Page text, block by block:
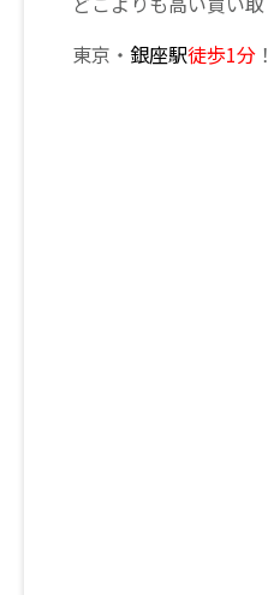
東京・ 銀座駅徒歩1分